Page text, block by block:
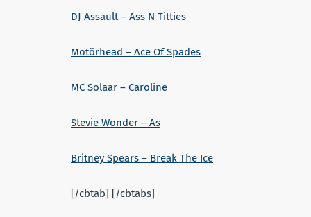
DJ Assault – Ass N Titties
Motörhead – Ace Of Spades
MC Solaar – Caroline
Stevie Wonder – As
Britney Spears – Break The Ice
[/cbtab] [/cbtabs]